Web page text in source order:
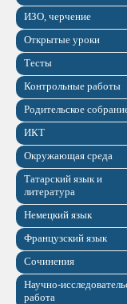
ИЗО, черчение
Открытые уроки
Тесты
Контрольные работы
Родительское
ИКТ
Окружающая среда
Татарский язык и
литература
Немецкий язык
Французский язык
Сочинения
Научно-
работа